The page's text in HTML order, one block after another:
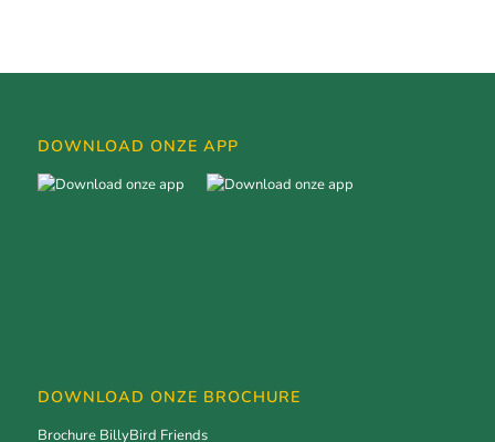
DOWNLOAD ONZE APP
DOWNLOAD ONZE BROCHURE
Brochure BillyBird Friends